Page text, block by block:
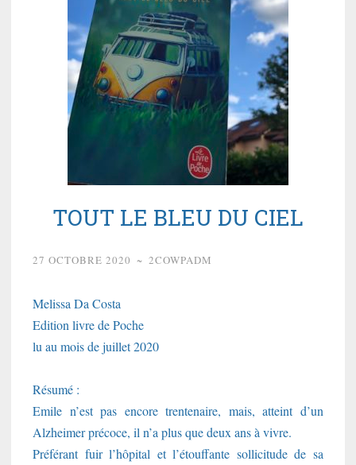
TOUT LE BLEU DU CIEL
27 OCTOBRE 2020 ~ 2COWPADM
Melissa Da Costa
Edition livre de Poche
lu au mois de juillet 2020
Résumé :
Emile n’est pas encore trentenaire, mais, atteint d’un
Alzheimer précoce, il n’a plus que deux ans à vivre.
Préférant fuir l’hôpital et l’étouffante sollicitude de sa